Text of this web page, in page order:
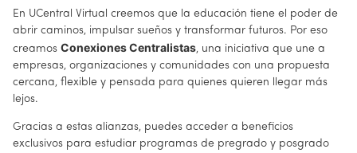
En UCentral Virtual creemos que la educación tiene el poder de
abrir caminos, impulsar sueños y transformar futuros. Por eso
creamos Conexiones Centralistas, una iniciativa que une a
empresas, organizaciones y comunidades con una propuesta
cercana, flexible y pensada para quienes quieren llegar más
lejos.
Gracias a estas alianzas, puedes acceder a beneficios
exclusivos para estudiar programas de pregrado y posgrado